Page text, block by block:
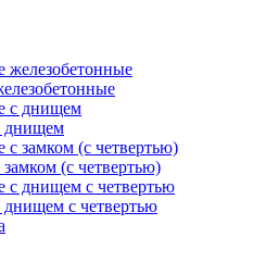
днищем
(с четвертью)
днищем с четвертью